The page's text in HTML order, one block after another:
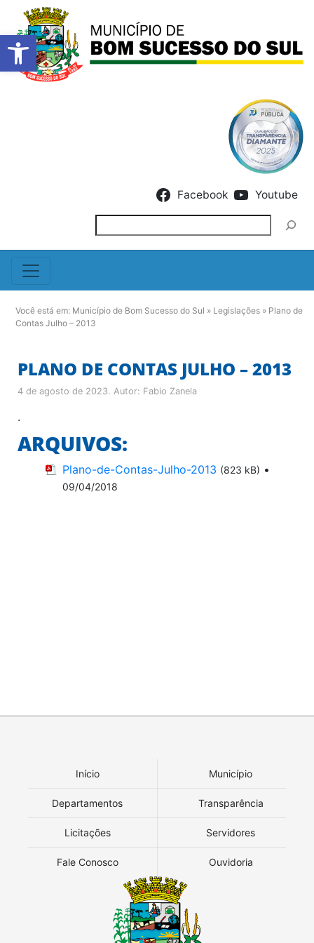
Barra de Ferramentas
Facebook Youtube
Você está em: Município de Bom Sucesso do Sul » Legislações » Plano de
Contas Julho – 2013
PLANO DE CONTAS JULHO – 2013
4 de agosto de 2023. Autor: Fabio Zanela
.
ARQUIVOS:
Plano-de-Contas-Julho-2013 (823 kB) •
09/04/2018
Início Município
Departamentos Transparência
Licitações Servidores
Fale Conosco Ouvidoria